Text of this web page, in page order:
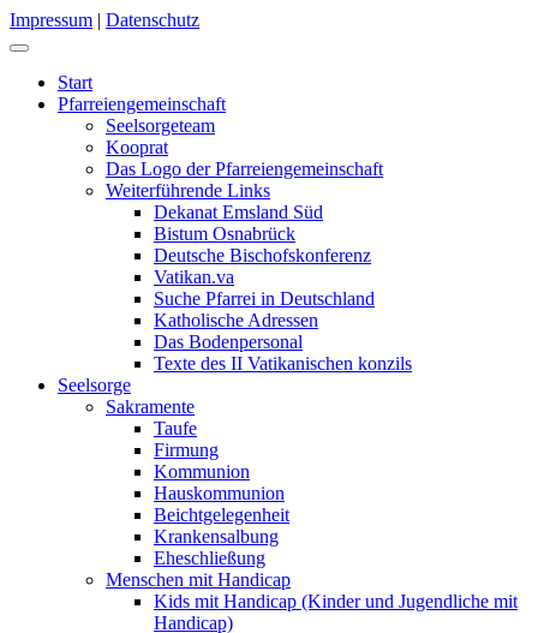
Impressum | Datenschutz
Start
Pfarreiengemeinschaft
Seelsorgeteam
Kooprat
Das Logo der Pfarreiengemeinschaft
Weiterführende Links
Dekanat Emsland Süd
Bistum Osnabrück
Deutsche Bischofskonferenz
Vatikan.va
Suche Pfarrei in Deutschland
Katholische Adressen
Das Bodenpersonal
Texte des II Vatikanischen konzils
Seelsorge
Sakramente
Taufe
Firmung
Kommunion
Hauskommunion
Beichtgelegenheit
Krankensalbung
Eheschließung
Menschen mit Handicap
Kids mit Handicap (Kinder und Jugendliche mit
Handicap)